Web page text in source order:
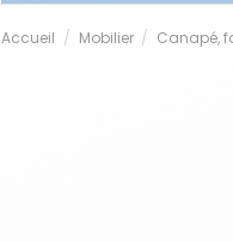
Accueil Mobilier Canapé,